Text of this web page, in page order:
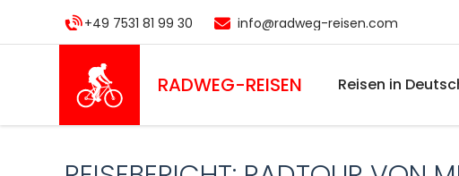
Inhalt
+49 7531 81 99 30 info@radweg-reisen.com
RADWEG-REISEN Reisen in